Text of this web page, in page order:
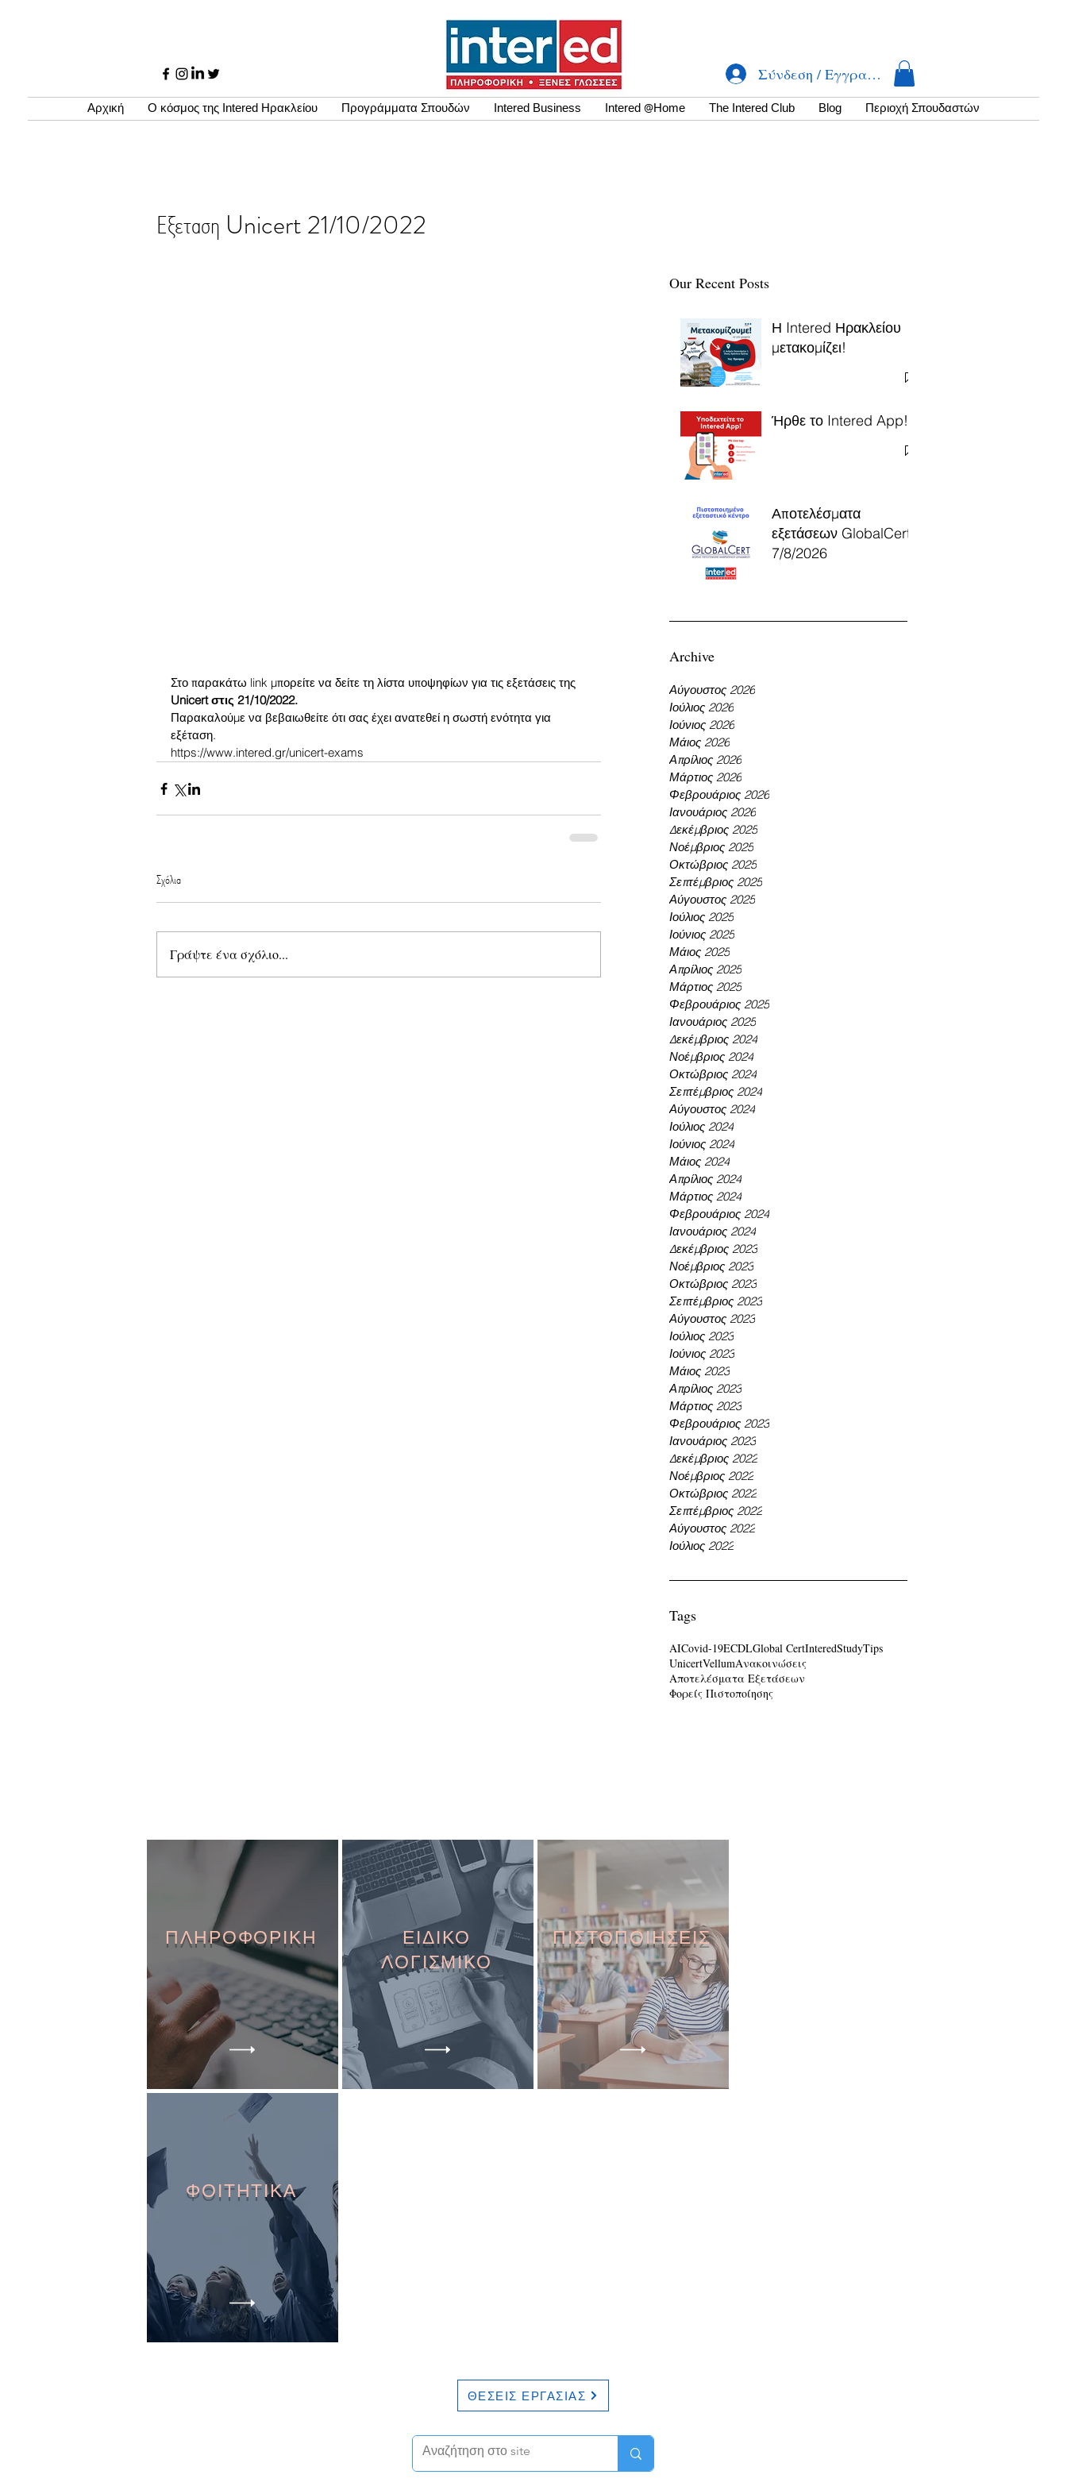
Σύνδεση / Εγγραφή
Αρχική Ο κόσμος της Intered Ηρακλείου Προγράμματα Σπουδών Intered Business Intered @Home The Intered Club Βlog Περιοχή Σπουδαστών
Our Recent Posts
Η Intered Ηρακλείου
μετακομίζει!
Ήρθε το Intered App!
Αποτελέσματα
εξετάσεων GlobalCert
7/8/2026
Archive
Αύγουστος 2026
Ιούλιος 2026
Ιούνιος 2026
Μάιος 2026
Απρίλιος 2026
Μάρτιος 2026
Φεβρουάριος 2026
Ιανουάριος 2026
Δεκέμβριος 2025
Νοέμβριος 2025
Οκτώβριος 2025
Σεπτέμβριος 2025
Αύγουστος 2025
Ιούλιος 2025
Ιούνιος 2025
Μάιος 2025
Απρίλιος 2025
Μάρτιος 2025
Φεβρουάριος 2025
Ιανουάριος 2025
Δεκέμβριος 2024
Νοέμβριος 2024
Οκτώβριος 2024
Σεπτέμβριος 2024
Αύγουστος 2024
Ιούλιος 2024
Ιούνιος 2024
Μάιος 2024
Απρίλιος 2024
Μάρτιος 2024
Φεβρουάριος 2024
Ιανουάριος 2024
Δεκέμβριος 2023
Νοέμβριος 2023
Οκτώβριος 2023
Σεπτέμβριος 2023
Αύγουστος 2023
Ιούλιος 2023
Ιούνιος 2023
Μάιος 2023
Απρίλιος 2023
Μάρτιος 2023
Φεβρουάριος 2023
Ιανουάριος 2023
Δεκέμβριος 2022
Νοέμβριος 2022
Οκτώβριος 2022
Σεπτέμβριος 2022
Αύγουστος 2022
Ιούλιος 2022
Tags
AICovid-19ECDLGlobal CertInteredStudyTips
UnicertVellumΑνακοινώσεις
Αποτελέσματα Εξετάσεων
Φορείς Πιστοποίησης
Εξεταση Unicert 21/10/2022
Στο παρακάτω link μπορείτε να δείτε τη λίστα υποψηφίων για τις εξετάσεις της
Unicert στις 21/10/2022.
Παρακαλούμε να βεβαιωθείτε ότι σας έχει ανατεθεί η σωστή ενότητα για
εξέταση.
https://www.intered.gr/unicert-exams
Σχόλια
Γράψτε ένα σχόλιο...
ΠΛΗΡΟΦΟΡΙΚΗ
ΕΙΔΙΚΟ
ΛΟΓΙΣΜΙΚΟ
ΠΙΣΤΟΠΟΙΗΣΕΙΣ
ΦΟΙΤΗΤΙΚΑ
ΘΕΣΕΙΣ ΕΡΓΑΣΙΑΣ